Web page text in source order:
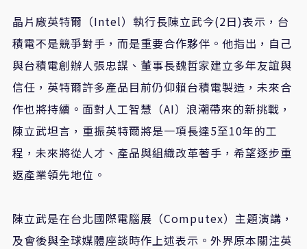
晶片廠英特爾（Intel）執行長陳立武今(2日)表示，台
積電不是競爭對手，而是重要合作夥伴。他指出，自己
與台積電創辦人張忠謀、董事長魏哲家建立多年友誼與
信任，英特爾許多產品目前仍仰賴台積電製造，未來合
作也將持續。面對人工智慧（AI）浪潮帶來的新挑戰，
陳立武坦言，重振英特爾將是一項長達5至10年的工
程，未來將從人才、產品與組織改革著手，希望逐步重
返產業領先地位。
陳立武是在台北國際電腦展（Computex）主題演講，
及會後與全球媒體座談時作上述表示。外界原本關注英